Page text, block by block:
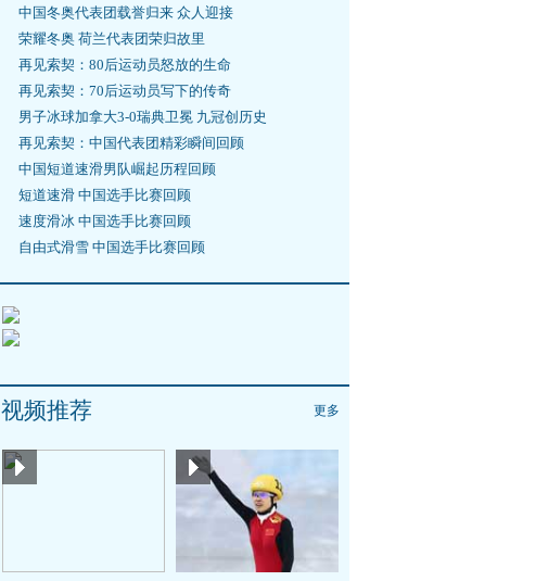
中国冬奥代表团载誉归来 众人迎接
荣耀冬奥 荷兰代表团荣归故里
再见索契：80后运动员怒放的生命
再见索契：70后运动员写下的传奇
男子冰球加拿大3-0瑞典卫冕 九冠创历史
再见索契：中国代表团精彩瞬间回顾
中国短道速滑男队崛起历程回顾
短道速滑 中国选手比赛回顾
速度滑冰 中国选手比赛回顾
自由式滑雪 中国选手比赛回顾
视频推荐 更多